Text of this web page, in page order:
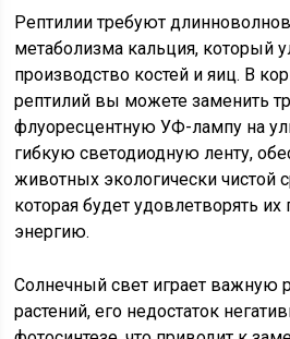
Рептилии требуют
метаболизма кальция, который
производство костей и яиц. В
рептилий вы можете заменить
флуоресцентную УФ-лампу на
гибкую светодиодную ленту,
животных экологически чистой
которая будет удовлетворять
энергию.
Солнечный свет играет важную
растений, его недостаток